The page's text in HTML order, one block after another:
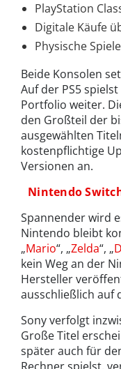
PlayStation
Digitale Käufe
Physische
Beide Konsolen
Auf der PS5
Portfolio weiter.
den Großteil der
ausgewählten
kostenpflichtige
Versionen an.
Nintendo
Spannender wird
Nintendo bleibt
„Mario“, „Zelda“, „
kein Weg an der
Hersteller
ausschließlich auf
Sony verfolgt
Große Titel
später auch für